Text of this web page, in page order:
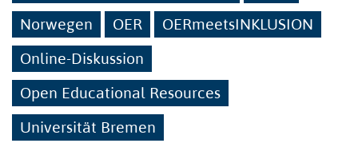
Norwegen
OER
OERmeetsINKLUSION
Online-Diskussion
Open Educational Resources
Universität Bremen